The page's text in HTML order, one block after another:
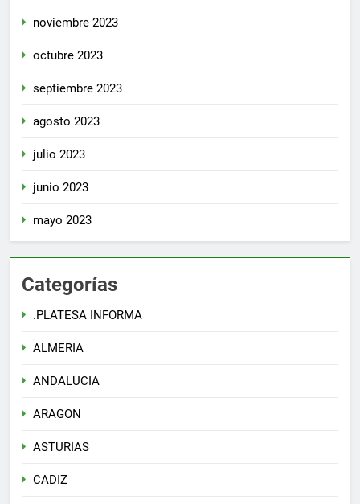
noviembre 2023
octubre 2023
septiembre 2023
agosto 2023
julio 2023
junio 2023
mayo 2023
Categorías
.PLATESA INFORMA
ALMERIA
ANDALUCIA
ARAGON
ASTURIAS
CADIZ